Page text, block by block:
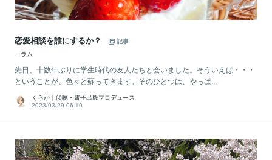
恋愛相談を誰にするか？
記事
コラム
先日、十数年ぶりに学生時代の友人たちと会いました。そういえば・・・
ということが、色々と蘇ってきます。そのひとつは、やっぱ...
くらか｜傾聴・電子出版プロデュース
2023/03/29 06:10